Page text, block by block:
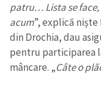
patru… Lista se
acum”, explică
din Drochia, dau
pentru participarea
mâncare. „Câte o